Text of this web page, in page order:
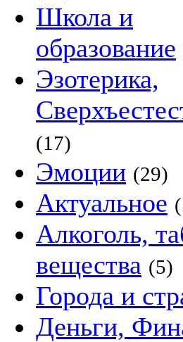
Школа и
образование
Эзотерика,
(17)
Эмоции (29)
Актуальное
Алкоголь,
вещества (5)
Города и
Деньги,